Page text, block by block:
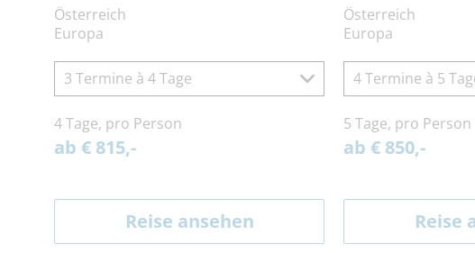
Österreich
Europa
3 Termine à 4 Tage
4 Tage, pro Person
ab € 815,-
Reise ansehen
Österreich
Europa
4 Termine à 5
5 Tage, pro Person
ab € 850,-
Reise